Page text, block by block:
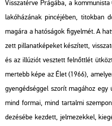
Vissza­tér­ve Prá­gá­ba, a
la­kó­há­zá­nak pin­cé­jé­ben, ti­tok­ban
ma­gá­ra a ha­tó­sá­gok fi­gyel­mét. A
zett pil­la­nat­ké­pe­ket ké­szí­tett,
és az il­lú­zi­ót vesz­tett fel­nőtt­lét
mer­tebb képe az Élet (1966),
gyen­géd­ség­gel szo­rít ma­gá­hoz
mind for­mai, mind tar­tal­mi
de­zé­sé­be kez­dett, jel­me­zek­kel,